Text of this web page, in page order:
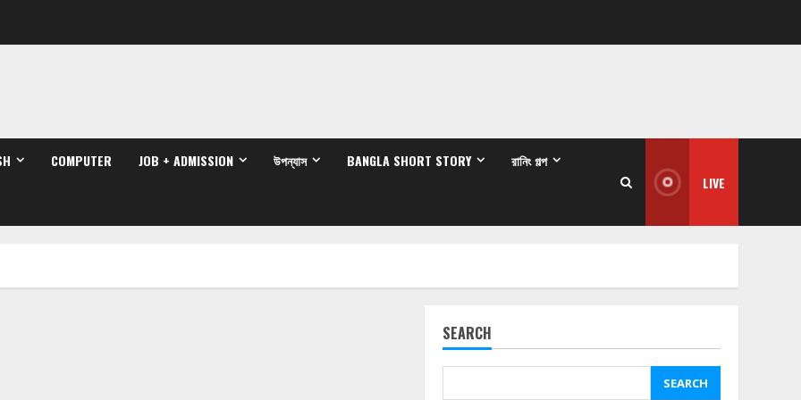
COMPUTER JOB + ADMISSION উপন্যাস BANGLA SHORT STORY রানিং গল্প
LIVE
SEARCH
SEARCH